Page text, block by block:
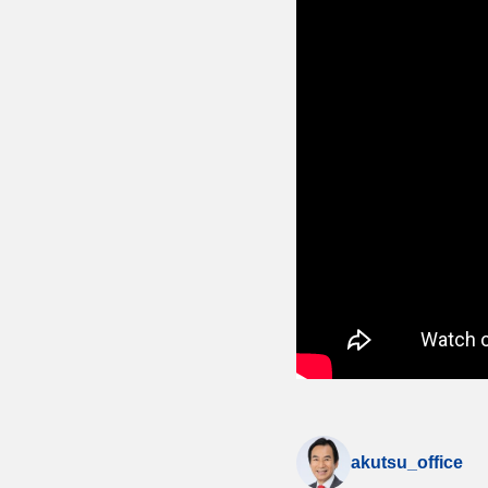
akutsu_office